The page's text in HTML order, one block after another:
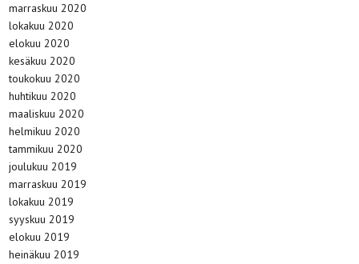
marraskuu 2020
lokakuu 2020
elokuu 2020
kesäkuu 2020
toukokuu 2020
huhtikuu 2020
maaliskuu 2020
helmikuu 2020
tammikuu 2020
joulukuu 2019
marraskuu 2019
lokakuu 2019
syyskuu 2019
elokuu 2019
heinäkuu 2019